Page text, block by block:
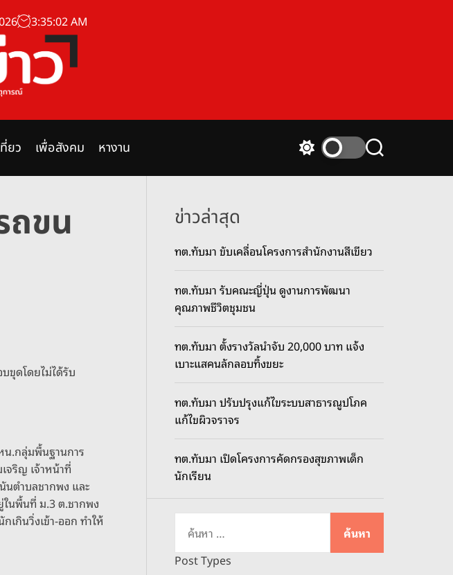
3:35:03AM
ยว เพื่อสังคม หางาน
i
o
r
e
S
a
ถขน
ขุดโดยไม่ได้รับ
น.กลุ่มพื้นฐานการ
จริญ เจ้าหน้าที่
นตำบลชากพง และ
นพื้นที่ ม.3 ต.ชากพง
เกินวิ่งเข้า-ออก ทำให้
ข่าวล่าสุด
ทต.ทับมา ขับเคลื่อนโครงการสำนักงานสีเขียว
ทต.ทับมา รับคณะญี่ปุ่น ดูงานการพัฒนา
คุณภาพชีวิตชุมชน
ทต.ทับมา ตั้งรางวัลนำจับ 20,000 บาท แจ้ง
เบาะแสคนลักลอบทิ้งขยะ
ทต.ทับมา ปรับปรุงแก้ไขระบบสาธารณูปโภค
แก้ไขผิวจราจร
ทต.ทับมา เปิดโครงการคัดกรองสุขภาพเด็ก
นักเรียน
ห
Post Types